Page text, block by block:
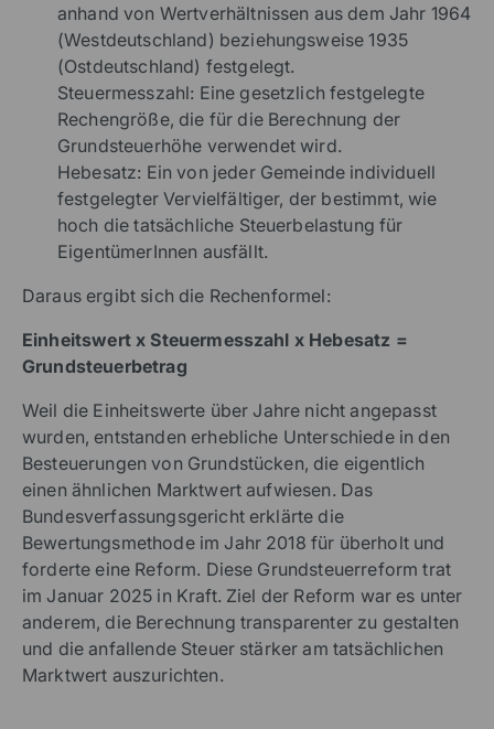
anhand von Wertverhältnissen aus dem Jahr 1964
(Westdeutschland) beziehungsweise 1935
(Ostdeutschland) festgelegt.
Steuermesszahl: Eine gesetzlich festgelegte
Rechengröße, die für die Berechnung der
Grundsteuerhöhe verwendet wird.
Hebesatz: Ein von jeder Gemeinde individuell
festgelegter Vervielfältiger, der bestimmt, wie
hoch die tatsächliche Steuerbelastung für
EigentümerInnen ausfällt.
Daraus ergibt sich die Rechenformel:
Einheitswert x Steuermesszahl x Hebesatz =
Grundsteuerbetrag
Weil die Einheitswerte über Jahre nicht angepasst
wurden, entstanden erhebliche Unterschiede in den
Besteuerungen von Grundstücken, die eigentlich
einen ähnlichen Marktwert aufwiesen. Das
Bundesverfassungsgericht erklärte die
Bewertungsmethode im Jahr 2018 für überholt und
forderte eine Reform. Diese Grundsteuerreform trat
im Januar 2025 in Kraft. Ziel der Reform war es unter
anderem, die Berechnung transparenter zu gestalten
und die anfallende Steuer stärker am tatsächlichen
Marktwert auszurichten.